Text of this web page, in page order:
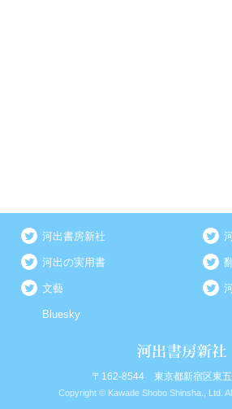
河出書房新社
河出の実用書
文藝
Bluesky
〒162-8544 東京都新宿区東
Copyright © Kawade Shobo Shinsha., Ltd.